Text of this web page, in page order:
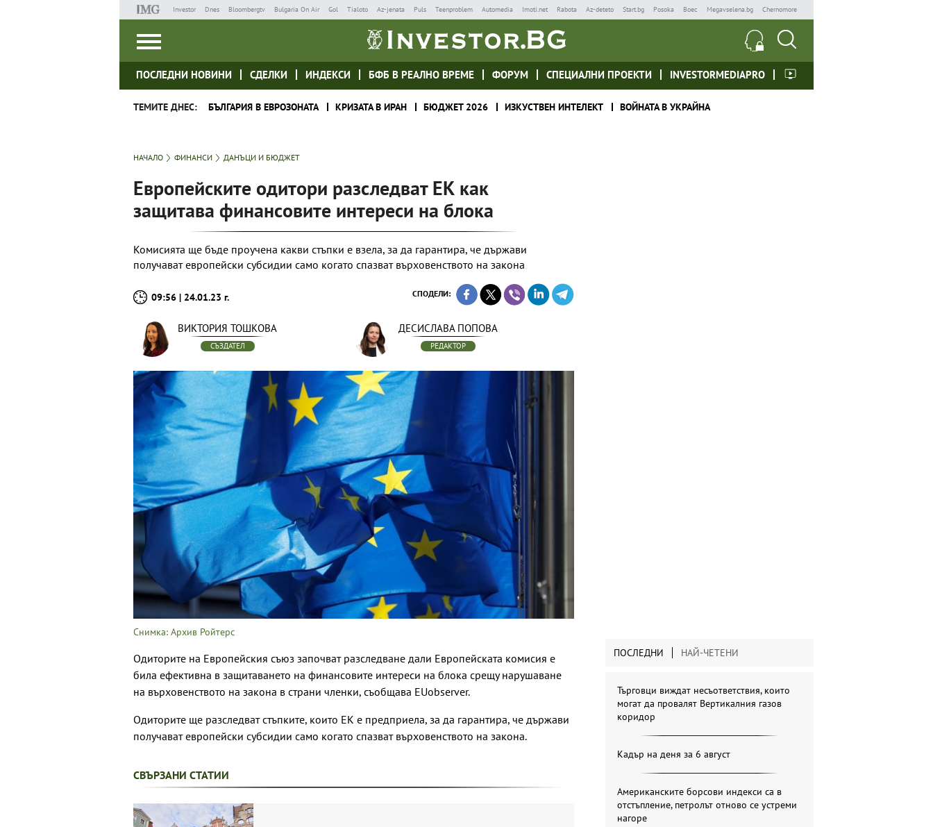
Investor Dnes Bloombergtv Bulgaria On Air Gol Tialoto Az-jenata Puls Teenproblem Automedia Imoti.net Rabota Az-deteto Start.bg Posoka Boec Megavselena.bg Chernomore
ПОСЛЕДНИ НОВИНИ СДЕЛКИ ИНДЕКСИ БФБ В РЕАЛНО ВРЕМЕ ФОРУМ СПЕЦИАЛНИ ПРОЕКТИ INVESTORMEDIAPRO
ТЕМИТЕ ДНЕС: БЪЛГАРИЯ В ЕВРОЗОНАТА КРИЗАТА В ИРАН БЮДЖЕТ 2026 ИЗКУСТВЕН ИНТЕЛЕКТ ВОЙНАТА В УКРАЙНА
НАЧАЛО ФИНАНСИ ДАНЪЦИ И БЮДЖЕТ
Европейските одитори разследват ЕК как
защитава финансовите интереси на блока
Комисията ще бъде проучена какви стъпки е взела, за да гарантира, че държави
получават европейски субсидии само когато спазват върховенството на закона
09:56 | 24.01.23 г. СПОДЕЛИ:
ВИКТОРИЯ ТОШКОВА
СЪЗДАТЕЛ
ДЕСИСЛАВА ПОПОВА
РЕДАКТОР
Снимка: Архив Ройтерс
Одиторите на Европейския съюз започват разследване дали Европейската комисия е
била ефективна в защитаването на финансовите интереси на блока срещу нарушаване
на върховенството на закона в страни членки, съобщава EUobserver.
Одиторите ще разследват стъпките, които ЕК е предприела, за да гарантира, че държави
получават европейски субсидии само когато спазват върховенството на закона.
СВЪРЗАНИ СТАТИИ
ПОСЛЕДНИ НАЙ-ЧЕТЕНИ
Търговци виждат несъответствия, които
могат да провалят Вертикалния газов
коридор
Кадър на деня за 6 август
Американските борсови индекси са в
отстъпление, петролът отново се устреми
нагоре